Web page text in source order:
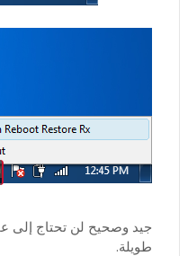
جيد وصحيح لن تحتاج إلى
طويلة.